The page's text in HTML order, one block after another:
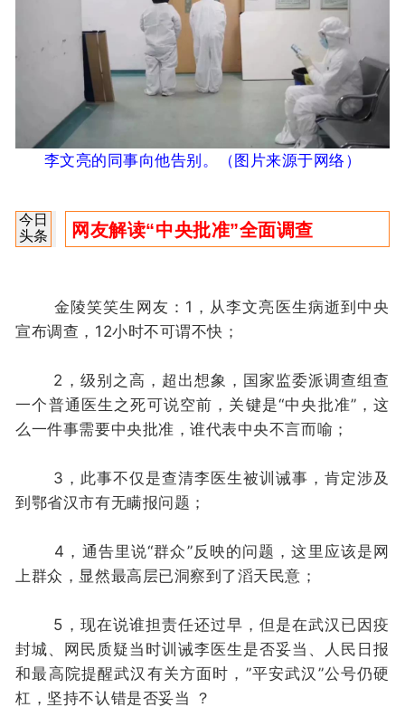
李文亮的同事向他告别。 （图片来源于网络 ）
今日
头条
网友解读“中央批准”全面调查
金陵笑笑生网友：1，从李文亮医生病逝到中央
宣布调查，12小时不可谓不快；
2，级别之高，超出想象，国家监委派调查组查
一个普通医生之死可说空前，关键是“中央批准”，这
么一件事需要中央批准，谁代表中央不言而喻；
3，此事不仅是查清李医生被训诫事，肯定涉及
到鄂省汉市有无瞒报问题；
4，通告里说“群众”反映的问题，这里应该是网
上群众，显然最高层已洞察到了滔天民意；
5，现在说谁担责任还过早，但是在武汉已因疫
封城、网民质疑当时训诫李医生是否妥当、人民日报
和最高院提醒武汉有关方面时，”平安武汉”公号仍硬
杠，坚持不认错是否妥当 ？